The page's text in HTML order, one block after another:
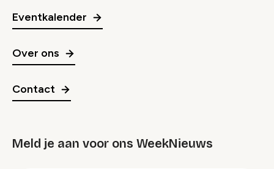
Eventkalender
Over ons
Contact
Meld je aan voor ons WeekNieuws